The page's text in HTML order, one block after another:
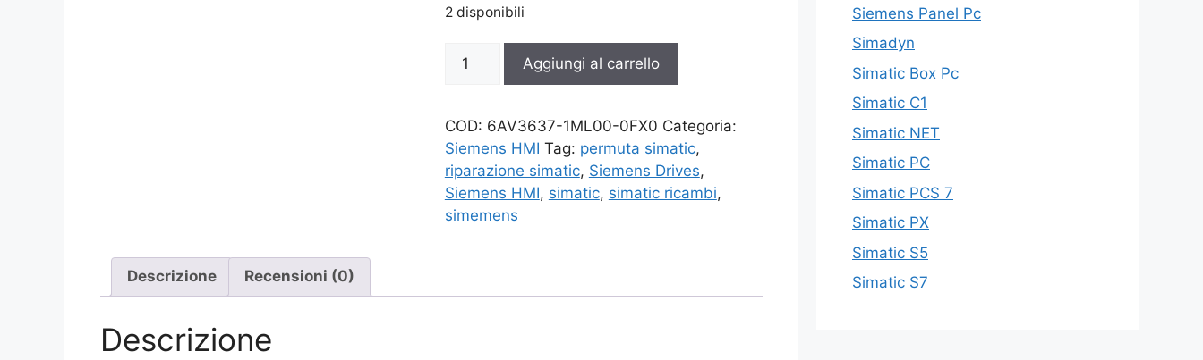
2 disponibili
1ML00-
quantità
Aggiungi al carrello
COD: 6AV3637-1ML00-0FX0 Categoria:
Siemens HMI Tag: permuta simatic,
riparazione simatic, Siemens Drives,
Siemens HMI, simatic, simatic ricambi,
simemens
Descrizione Recensioni (0)
Descrizione
Siemens Panel Pc
Simadyn
Simatic Box Pc
Simatic C1
Simatic NET
Simatic PC
Simatic PCS 7
Simatic PX
Simatic S5
Simatic S7